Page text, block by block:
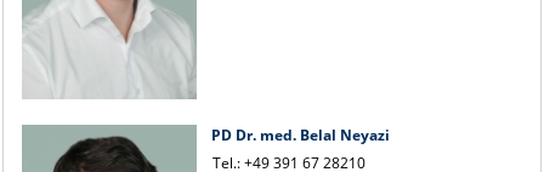
PD Dr. med. Belal Neyazi
Tel.:+49 391 67 28210